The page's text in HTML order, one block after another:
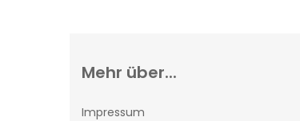
Mehr über...
Impressum